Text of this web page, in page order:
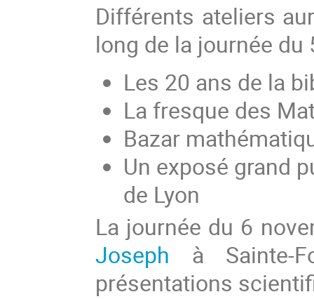
Différents ateliers
long de la journée du
Les 20 ans de la
La fresque des
Bazar
Un exposé grand
de Lyon
La journée du 6
Joseph à Sainte-
présentations